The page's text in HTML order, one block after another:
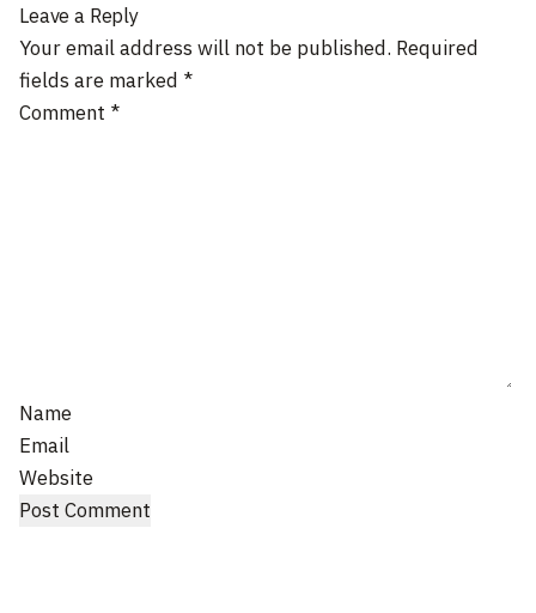
Leave a Reply
Your email address will not be published. Required
fields are marked *
Comment *
Name
Email
Website